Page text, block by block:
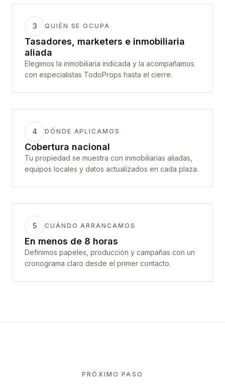
3 QUIÉN SE OCUPA
Tasadores, marketers e inmobiliaria
aliada
Elegimos la inmobiliaria indicada y la acompañamos
con especialistas TodoProps hasta el cierre.
4 DÓNDE APLICAMOS
Cobertura nacional
Tu propiedad se muestra con inmobiliarias aliadas,
equipos locales y datos actualizados en cada plaza.
5 CUÁNDO ARRANCAMOS
En menos de 8 horas
Definimos papeles, producción y campañas con un
cronograma claro desde el primer contacto.
PRÓXIMO PASO